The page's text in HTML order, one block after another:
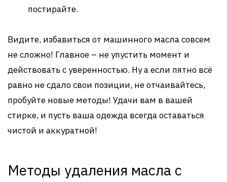
постирайте.
Видите, избавиться от машинного масла совсем
не сложно! Главное – не упустить момент и
действовать с уверенностью. Ну а если пятно всё
равно не сдало свои позиции, не отчаивайтесь,
пробуйте новые методы! Удачи вам в вашей
стирке, и пусть ваша одежда всегда оставаться
чистой и аккуратной!
Методы удаления масла с